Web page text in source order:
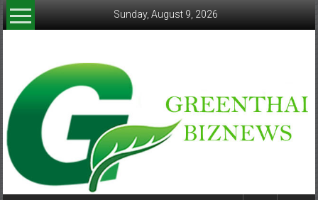
Skip
to
Sunday, August 9, 2026
greenthaibiznews.com